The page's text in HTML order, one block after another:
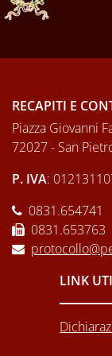
RECAPITI E
Piazza Giovanni
72027 - San
P. IVA:
0831.654741
0831.653763
LINK